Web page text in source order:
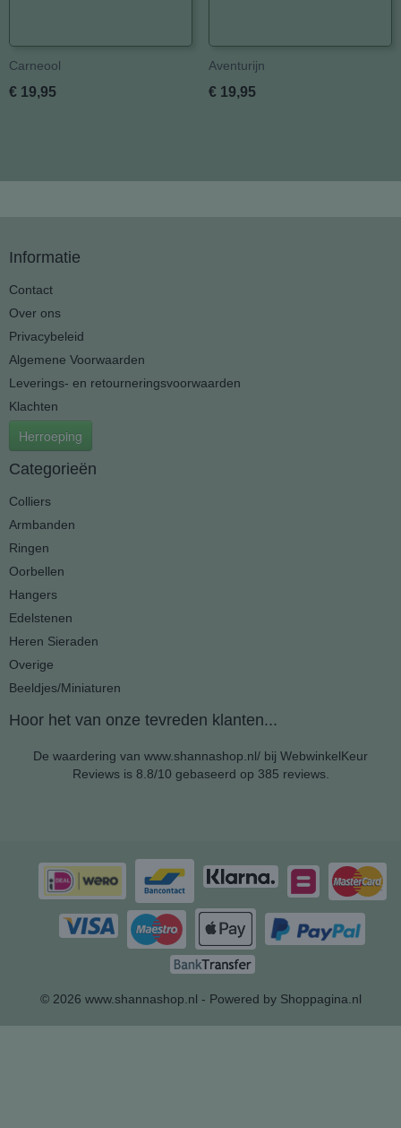
Carneool
€ 19,95
Aventurijn
€ 19,95
Informatie
Contact
Over ons
Privacybeleid
Algemene Voorwaarden
Leverings- en retourneringsvoorwaarden
Klachten
Herroeping
Categorieën
Colliers
Armbanden
Ringen
Oorbellen
Hangers
Edelstenen
Heren Sieraden
Overige
Beeldjes/Miniaturen
Hoor het van onze tevreden klanten...
De waardering van www.shannashop.nl/ bij WebwinkelKeur
Reviewsis 8.8/10 gebaseerd op 385 reviews.
© 2026 www.shannashop.nl - Powered by Shoppagina.nl